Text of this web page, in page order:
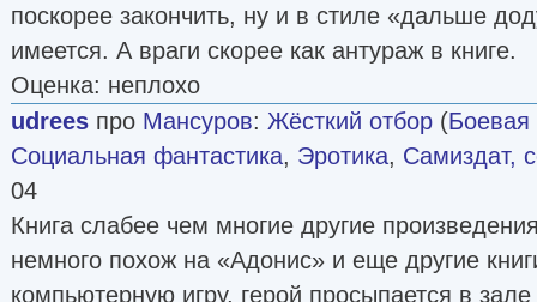
поскорее закончить, ну и в стиле «дальше
имеется. А враги скорее как антураж в книге.
Оценка: неплохо
udrees про Мансуров: Жёсткий отбор (Боевая
Социальная фантастика, Эротика, Самиздат,
04
Книга слабее чем многие другие
немного похож на «Адонис» и еще другие
компьютерную игру, герой просыпается в